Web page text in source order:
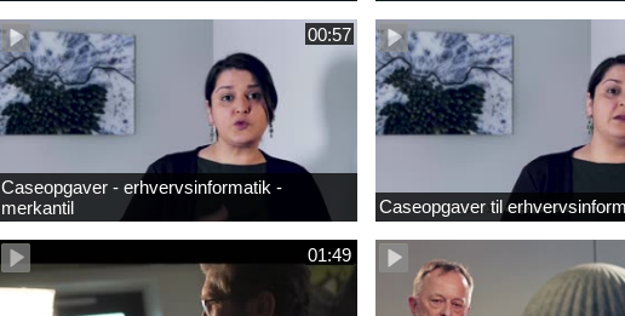
00:57
Caseopgaver - erhvervsinformatik -
merkantil
Caseopgaver til
01:49